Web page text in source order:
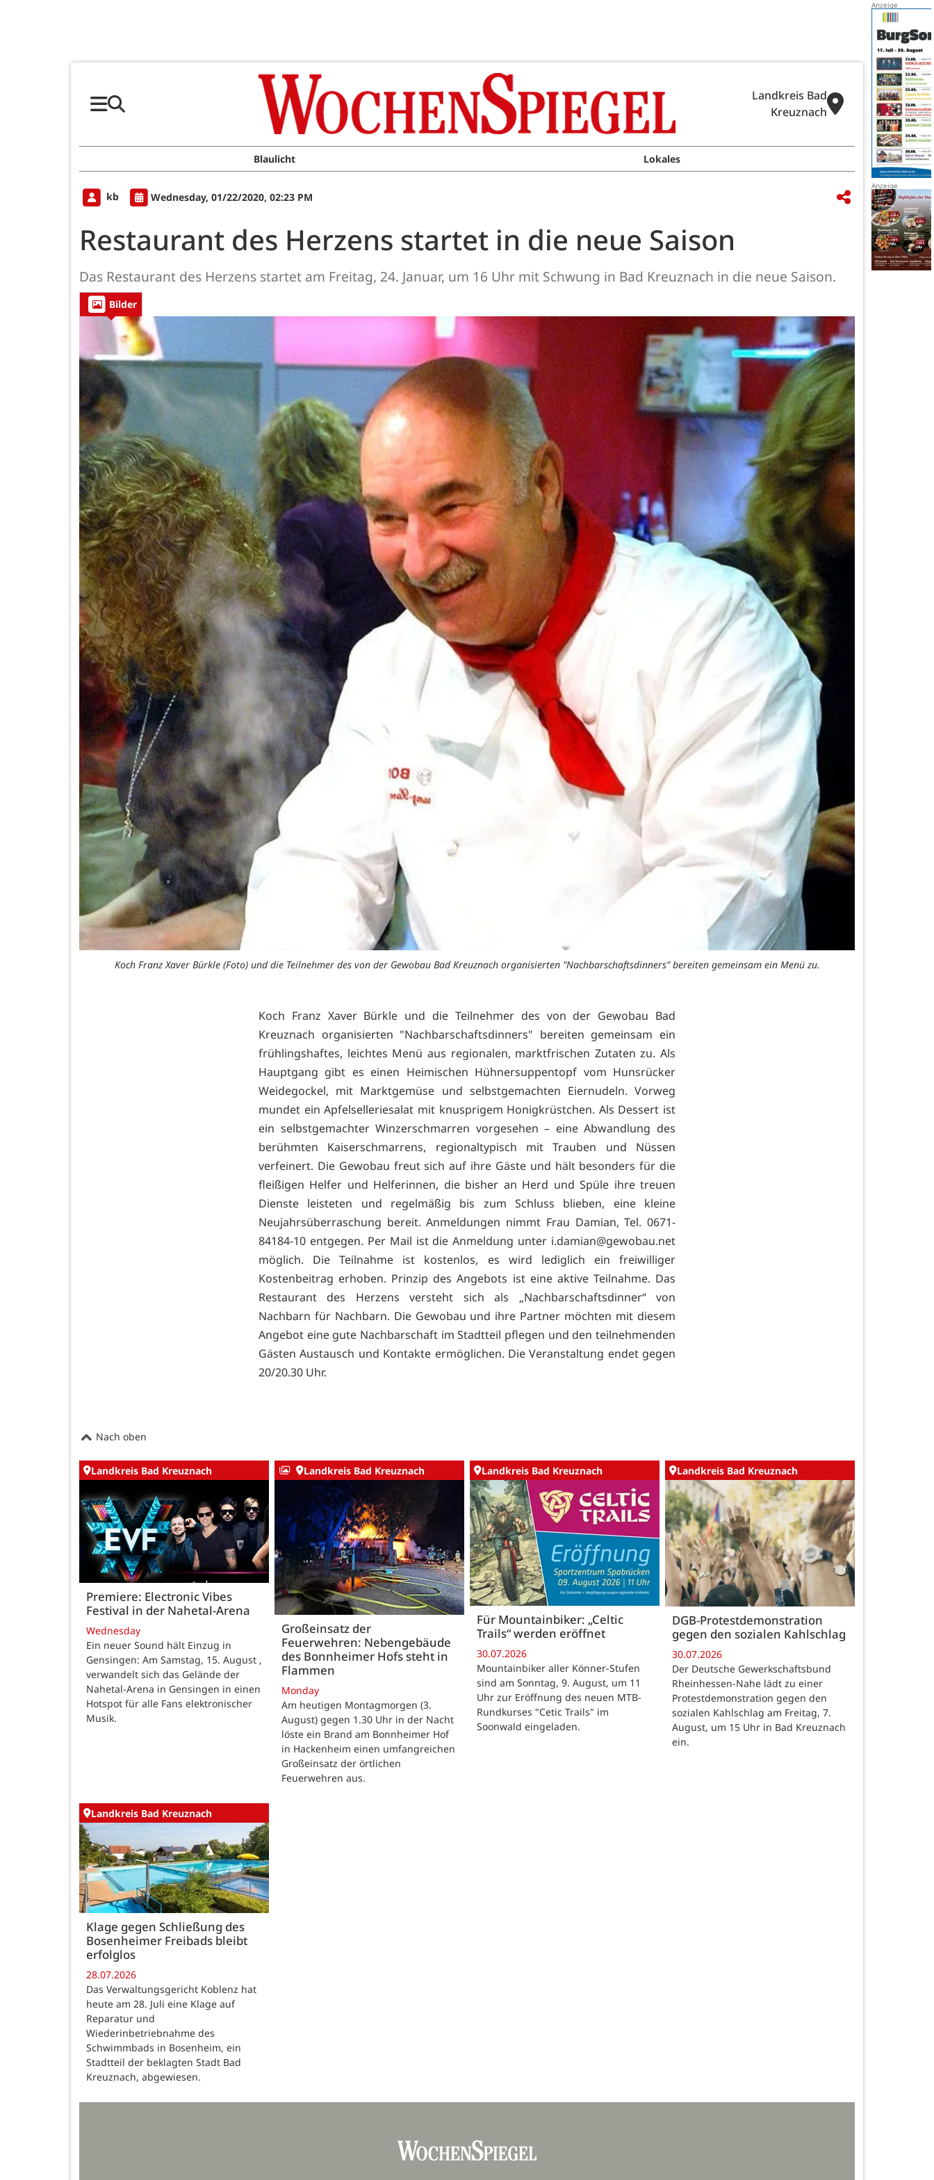
Landkreis Bad
Kreuznach
Blaulicht Lokales
kb Wednesday, 01/22/2020, 02:23 PM
Restaurant des Herzens startet in die neue Saison
Das Restaurant des Herzens startet am Freitag, 24. Januar, um 16 Uhr mit Schwung in Bad Kreuznach in die neue Saison.
Bilder
Koch Franz Xaver Bürkle (Foto) und die Teilnehmer des von der Gewobau Bad Kreuznach organisierten "Nachbarschaftsdinners" bereiten gemeinsam ein Menü zu.
Koch Franz Xaver Bürkle und die Teilnehmer des von der Gewobau Bad
Kreuznach organisierten "Nachbarschaftsdinners" bereiten gemeinsam ein
frühlingshaftes, leichtes Menü aus regionalen, marktfrischen Zutaten zu. Als
Hauptgang gibt es einen Heimischen Hühnersuppentopf vom Hunsrücker
Weidegockel, mit Marktgemüse und selbstgemachten Eiernudeln. Vorweg
mundet ein Apfelselleriesalat mit knusprigem Honigkrüstchen. Als Dessert ist
ein selbstgemachter Winzerschmarren vorgesehen – eine Abwandlung des
berühmten Kaiserschmarrens, regionaltypisch mit Trauben und Nüssen
verfeinert. Die Gewobau freut sich auf ihre Gäste und hält besonders für die
fleißigen Helfer und Helferinnen, die bisher an Herd und Spüle ihre treuen
Dienste leisteten und regelmäßig bis zum Schluss blieben, eine kleine
Neujahrsüberraschung bereit. Anmeldungen nimmt Frau Damian, Tel. 0671-
84184-10 entgegen. Per Mail ist die Anmeldung unter i.damian@gewobau.net
möglich. Die Teilnahme ist kostenlos, es wird lediglich ein freiwilliger
Kostenbeitrag erhoben. Prinzip des Angebots ist eine aktive Teilnahme. Das
Restaurant des Herzens versteht sich als „Nachbarschaftsdinner“ von
Nachbarn für Nachbarn. Die Gewobau und ihre Partner möchten mit diesem
Angebot eine gute Nachbarschaft im Stadtteil pflegen und den teilnehmenden
Gästen Austausch und Kontakte ermöglichen. Die Veranstaltung endet gegen
20/20.30 Uhr.
Nach oben
Landkreis Bad Kreuznach
Premiere: Electronic Vibes
Festival in der Nahetal-Arena
Wednesday
Ein neuer Sound hält Einzug in
Gensingen: Am Samstag, 15. August ,
verwandelt sich das Gelände der
Nahetal-Arena in Gensingen in einen
Hotspot für alle Fans elektronischer
Musik.
Landkreis Bad Kreuznach
Großeinsatz der
Feuerwehren: Nebengebäude
des Bonnheimer Hofs steht in
Flammen
Monday
Am heutigen Montagmorgen (3.
August) gegen 1.30 Uhr in der Nacht
löste ein Brand am Bonnheimer Hof
in Hackenheim einen umfangreichen
Großeinsatz der örtlichen
Feuerwehren aus.
Landkreis Bad Kreuznach
Für Mountainbiker: „Celtic
Trails“ werden eröffnet
30.07.2026
Mountainbiker aller Könner-Stufen
sind am Sonntag, 9. August, um 11
Uhr zur Eröffnung des neuen MTB-
Rundkurses "Cetic Trails" im
Soonwald eingeladen.
Landkreis Bad Kreuznach
DGB-Protestdemonstration
gegen den sozialen Kahlschlag
30.07.2026
Der Deutsche Gewerkschaftsbund
Rheinhessen-Nahe lädt zu einer
Protestdemonstration gegen den
sozialen Kahlschlag am Freitag, 7.
August, um 15 Uhr in Bad Kreuznach
ein.
Landkreis Bad Kreuznach
Klage gegen Schließung des
Bosenheimer Freibads bleibt
erfolglos
28.07.2026
Das Verwaltungsgericht Koblenz hat
heute am 28. Juli eine Klage auf
Reparatur und
Wiederinbetriebnahme des
Schwimmbads in Bosenheim, ein
Stadtteil der beklagten Stadt Bad
Kreuznach, abgewiesen.